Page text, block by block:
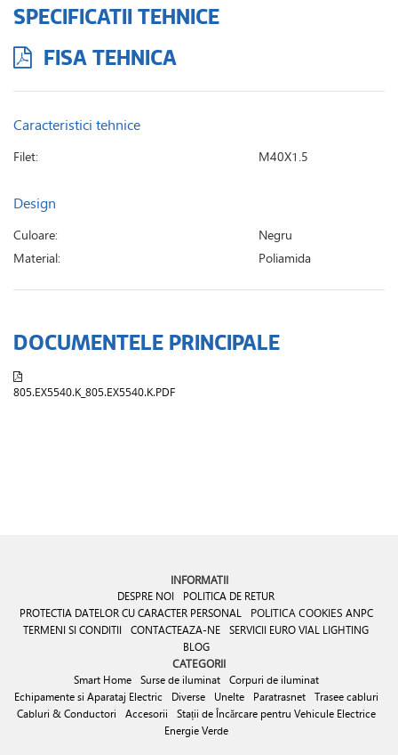
SPECIFICATII TEHNICE
FISA TEHNICA
Caracteristici tehnice
Filet: M40X1.5
Design
Culoare:
Negru
Material:
Poliamida
DOCUMENTELE PRINCIPALE
805.EX5540.K_805.EX5540.K.PDF
INFORMATII
DESPRE NOI
POLITICA DE RETUR
PROTECTIA DATELOR CU CARACTER PERSONAL
POLITICA COOKIES ANPC
TERMENI SI CONDITII
CONTACTEAZA-NE SERVICII EURO VIAL LIGHTING
BLOG
CATEGORII
Smart Home Surse de iluminat
Corpuri de iluminat
Echipamente si Aparataj Electric
Diverse Unelte Paratrasnet
Trasee cabluri
Cabluri & Conductori
Accesorii
Stații de Încărcare pentru Vehicule Electrice
Energie Verde